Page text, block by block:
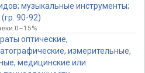
музыкальные инструменты;
90-92)
0–15%
оптические,
измерительные,
медицинские или